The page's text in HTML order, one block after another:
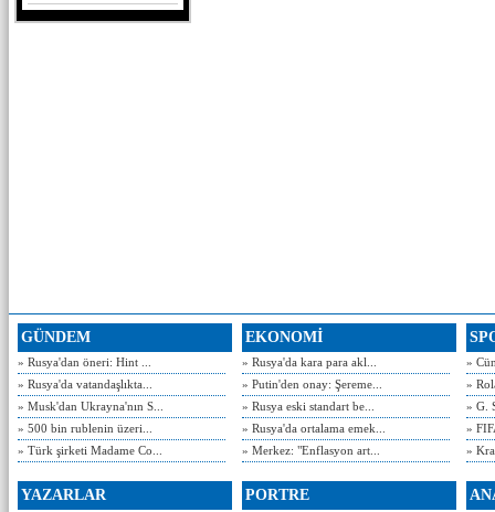
GÜNDEM
» Rusya'dan öneri: Hint ...
» Rusya'da vatandaşlıkta...
» Musk'dan Ukrayna'nın S...
» 500 bin rublenin üzeri...
» Türk şirketi Madame Co...
EKONOMİ
» Rusya'da kara para akl...
» Putin'den onay: Şereme...
» Rusya eski standart be...
» Rusya'da ortalama emek...
» Merkez: "Enflasyon art...
»
»
» G.
»
»
YAZARLAR PORTRE